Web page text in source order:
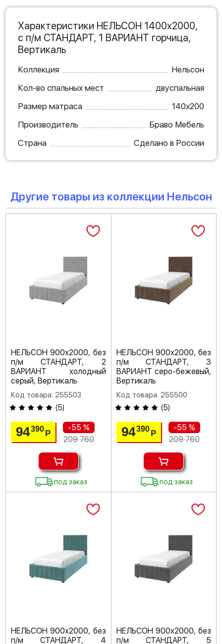
Характеристики НЕЛЬСОН 1400х2000,
с п/м СТАНДАРТ, 1 ВАРИАНТ горчица,
Вертикаль
Коллекция
Нельсон
Кол-во спальных мест
двуспальная
Размер матраса
140х200
Производитель
Браво Мебель
Страна
Сделано в России
Другие товары из коллекции Нельсон
НЕЛЬСОН 900х2000, без
п/м СТАНДАРТ, 2
ВАРИАНТ холодный
серый, Вертикаль
Код товара: 255503
(5)
94390Р
-55 %
209 760
под заказ
НЕЛЬСОН 900х2000, без
п/м СТАНДАРТ, 3
ВАРИАНТ серо-бежевый,
Вертикаль
Код товара: 255500
(5)
94390 Р
-55 %
209 760
под заказ
НЕЛЬСОН 900х2000, без
п/м СТАНДАРТ, 4
НЕЛЬСОН 900х2000, без
п/м СТАНДАРТ, 5